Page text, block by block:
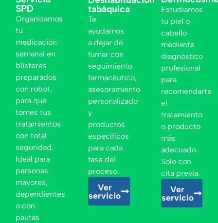
SPD
Organizamos
tu
medicación
semanal en
blísteres
preparados
con robot,
para que
tomes tus
tratamientos
con total
seguridad.
Ideal para
personas
mayores,
dependientes
o con
pautas
tabáquica
Te
ayudamos
a dejar de
fumar con
seguimiento
farmacéutico,
asesoramiento
personalizado
y
productos
específicos
para cada
fase del
proceso.
Ver
servicio
Estudiamos
tu piel o
cabello
mediante
diagnóstico
profesional
para
recomendarte
el
tratamiento
o producto
más
adecuado.
Solo con
cita previa.
Ver
servicio